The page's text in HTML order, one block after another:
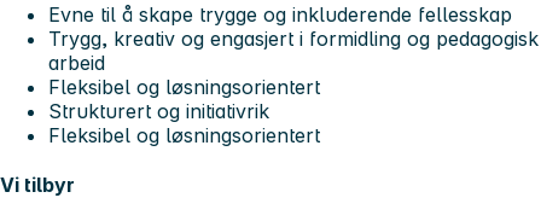
Evne til å skape trygge og inkluderende fellesskap
Trygg, kreativ og engasjert i formidling og pedagogisk
arbeid
Fleksibel og løsningsorientert
Strukturert og initiativrik
Fleksibel og løsningsorientert
Vi tilbyr